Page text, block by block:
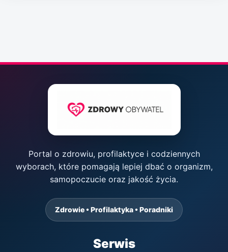
Portal o zdrowiu, profilaktyce i codziennych
wyborach, które pomagają lepiej dbać o organizm,
samopoczucie oraz jakość życia.
Zdrowie • Profilaktyka • Poradniki
Serwis